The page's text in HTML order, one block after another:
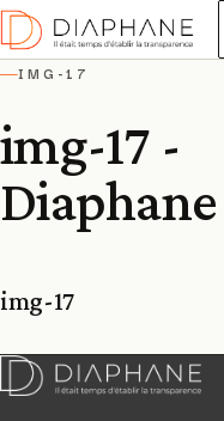
—IMG-17
img-17 -
Diaphane
img-17